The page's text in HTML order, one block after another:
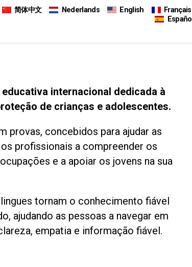
简体中文 Nederlands English Français
Español
internacional dedicada à
de crianças e adolescentes.
provas, concebidos para ajudar as
profissionais a compreender os
e a apoiar os jovens na sua
tornam o conhecimento fiável
ajudando as pessoas a navegar em
empatia e informação fiável.